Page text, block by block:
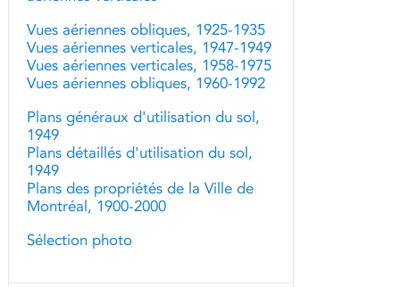
Vues aériennes obliques, 1925-1935
Vues aériennes verticales, 1947-1949
Vues aériennes verticales, 1958-1975
Vues aériennes obliques, 1960-1992
Plans généraux d'utilisation du sol,
1949
Plans détaillés d'utilisation du sol,
1949
Plans des propriétés de la Ville de
Montréal, 1900-2000
Sélection photo